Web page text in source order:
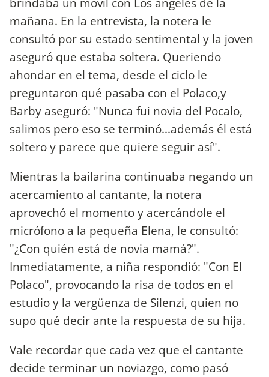
mañana. En la entrevista, la notera le
consultó por su estado sentimental y la joven
aseguró que estaba soltera. Queriendo
ahondar en el tema, desde el ciclo le
preguntaron qué pasaba con el Polaco,y
Barby aseguró: "Nunca fui novia del Pocalo,
salimos pero eso se terminó...además él está
soltero y parece que quiere seguir así".
Mientras la bailarina continuaba negando un
acercamiento al cantante, la notera
aprovechó el momento y acercándole el
micrófono a la pequeña Elena, le consultó:
"¿Con quién está de novia mamá?".
Inmediatamente, a niña respondió: "Con El
Polaco", provocando la risa de todos en el
estudio y la vergüenza de Silenzi, quien no
supo qué decir ante la respuesta de su hija.
Vale recordar que cada vez que el cantante
decide terminar un noviazgo, como pasó